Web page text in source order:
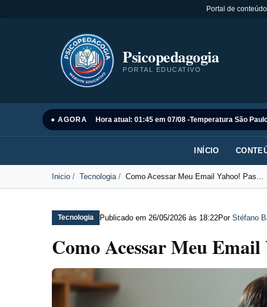
Portal de
Psicopedagogia
PORTAL EDUCATIVO
● AGORA Hora atual: 01:45 em 07/08 -Temperatura São
INÍCIO
Inicio Tecnologia Como Acessar Meu Email Yahoo! Pas...
Tecnologia Publicado em 26/05/2026 às 18:22Por Stéfano
Como Acessar Meu Email